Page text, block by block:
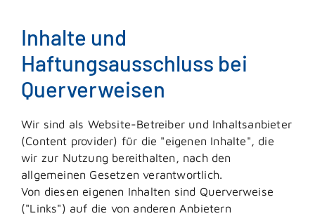
Inhalte und
Haftungsausschluss bei
Querverweisen
Wir sind als Website-Betreiber und Inhaltsanbieter
(Content provider) für die "eigenen Inhalte", die
wir zur Nutzung bereithalten, nach den
allgemeinen Gesetzen verantwortlich.
Von diesen eigenen Inhalten sind Querverweise
("Links") auf die von anderen Anbietern